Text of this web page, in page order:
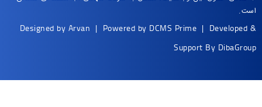
خدمات
است.
Designed byArvan | Powered byDCMS Prime | Developed &
Support ByDibaGroup